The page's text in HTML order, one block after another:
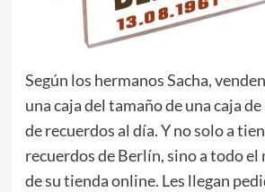
Según los hermanos Sacha,
una caja del tamaño de una caja
de recuerdos al día. Y no solo a
recuerdos de Berlín, sino a todo el
de su tienda online. Les llegan